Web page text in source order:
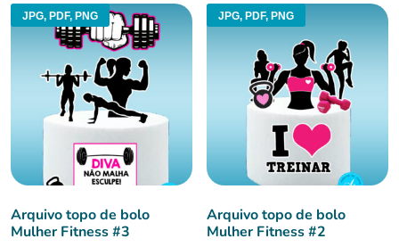
JPG, PDF, PNG
Arquivo topo de bolo
Mulher Fitness #3
JPG, PDF, PNG
Arquivo topo de bolo
Mulher Fitness #2